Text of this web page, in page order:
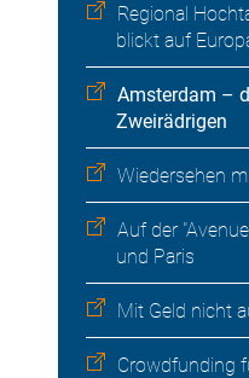
Regional
blickt auf
Amsterdam –
Zweirädrigen
Wiedersehen
Auf der
und Paris
Mit Geld nicht
Crowdfunding